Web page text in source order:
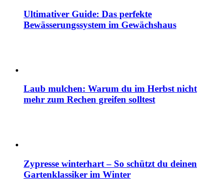
Ultimativer Guide: Das perfekte
Bewässerungssystem im Gewächshaus
Laub mulchen: Warum du im Herbst nicht
mehr zum Rechen greifen solltest
Zypresse winterhart – So schützt du deinen
Gartenklassiker im Winter